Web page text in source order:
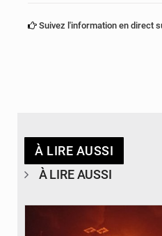
Suivez l'information en direct
À LIRE AUSSI
À LIRE AUSSI